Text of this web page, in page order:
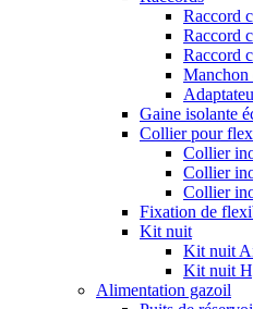
Raccord
Raccord
Raccord
Manchon
Gaine isolante
Collier pour
Collier
Collier
Collier
Fixation de
Kit nuit
Kit nuit
Kit nuit
Alimentation gazoil